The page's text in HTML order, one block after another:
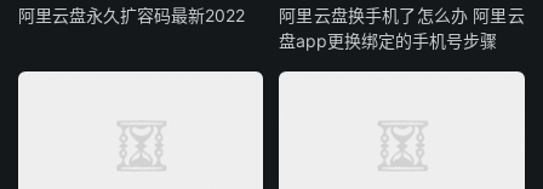
阿里云盘永久扩容码最新2022
阿里云盘换手机了怎么办 阿里云
盘app更换绑定的手机号步骤